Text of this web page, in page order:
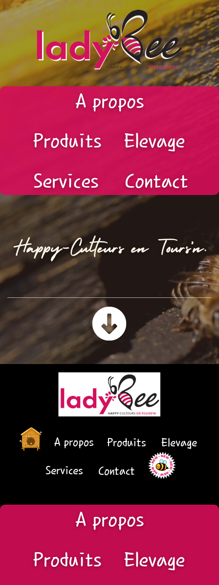
A propos
Produits
Elevage
Services
Contact
Happy-Culteurs en Tours’n.
A propos Produits
Elevage
Services
Contact
A propos
Produits
Elevage